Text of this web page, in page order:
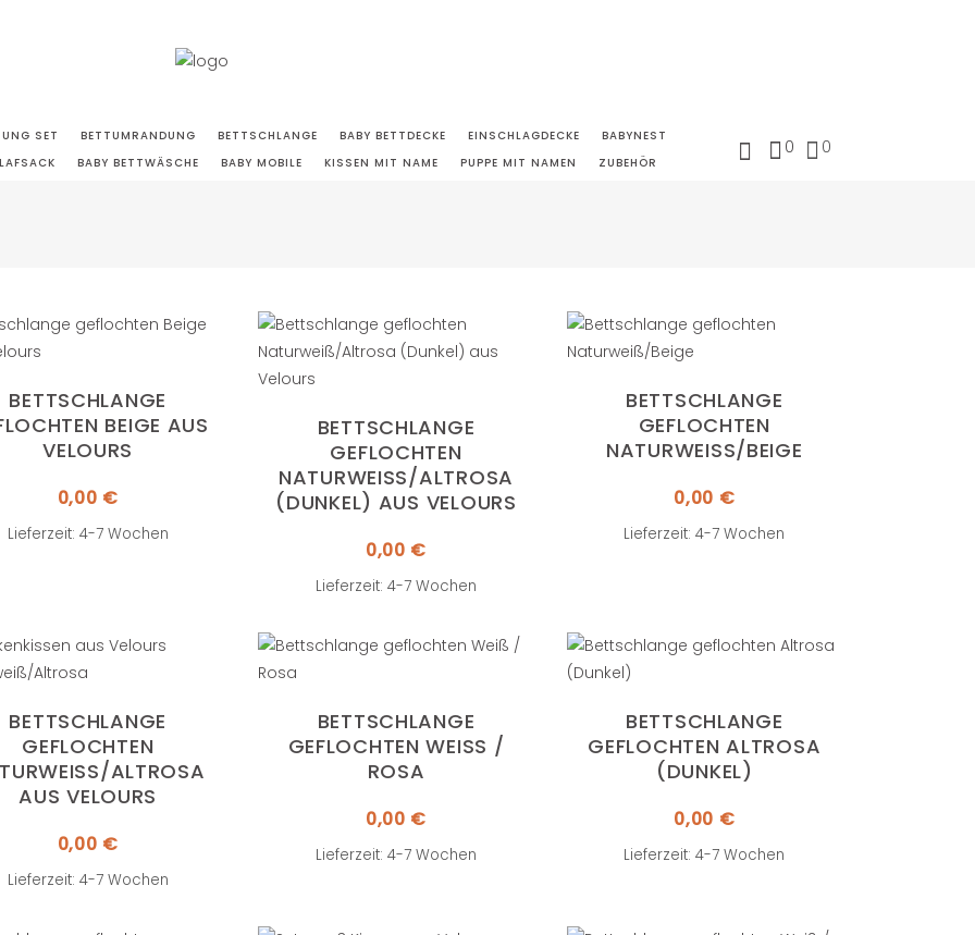
SET BETTUMRANDUNG BETTSCHLANGE BABY BETTDECKE EINSCHLAGDECKE
BABYNEST
BABY BETTWÄSCHE BABY MOBILE KISSEN MIT NAME PUPPE MIT NAMEN ZUBEHÖR
0 0
BETTSCHLANGE
BEIGE AUS
VELOURS
0,00 €
Lieferzeit: 4-7 Wochen
BETTSCHLANGE
GEFLOCHTEN
NATURWEISS/ALTROSA (
DUNKEL) AUS VELOURS
0,00 €
Lieferzeit: 4-7 Wochen
BETTSCHLANGE
GEFLOCHTEN
NATURWEISS/BEIGE
0,00 €
Lieferzeit: 4-7 Wochen
BETTSCHLANGE
GEFLOCHTEN
ALTROSA A
US VELOURS
0,00 €
Lieferzeit: 4-7 Wochen
BETTSCHLANGE
GEFLOCHTEN WEISS / R
OSA
0,00 €
Lieferzeit: 4-7 Wochen
BETTSCHLANGE
GEFLOCHTEN ALTROSA
(DUNKEL)
0,00 €
Lieferzeit: 4-7 Wochen